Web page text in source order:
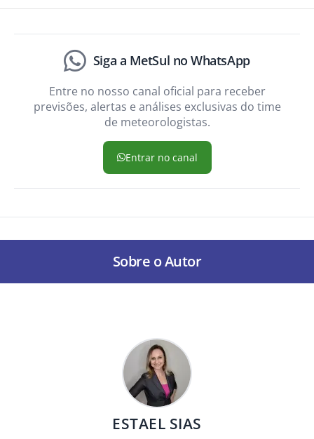
Siga a MetSul no WhatsApp
Entre no nosso canal oficial para receber
previsões, alertas e análises exclusivas do time
de meteorologistas.
Entrar no canal
Sobre o Autor
ESTAEL SIAS